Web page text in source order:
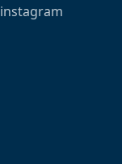
instagram